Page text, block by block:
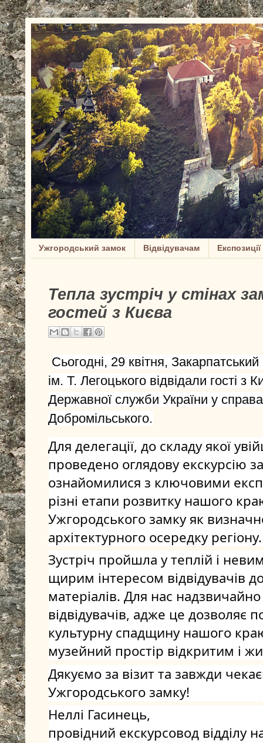
Ужгородський замок Відвідувачам Експозиції
Тепла зустріч у стінах
гостей з Києва
Сьогодні, 29 квітня,
ім. Т. Легоцького відвідали гості з
Державної служби України у
Добромільського.
Для делегації, до складу якої
проведено оглядову екскурсію
ознайомилися з ключовими
різні етапи розвитку нашого
Ужгородського замку як
архітектурного осередку регіону.
Зустріч пройшла у теплій і
щирим інтересом відвідувачів
матеріалів. Для нас
відвідувачів, адже це дозволяє
культурну спадщину нашого
музейний простір відкритим і
Дякуємо за візит та завжди
Ужгородського замку!
Неллі Гасинець,
провідний екскурсовод відділу